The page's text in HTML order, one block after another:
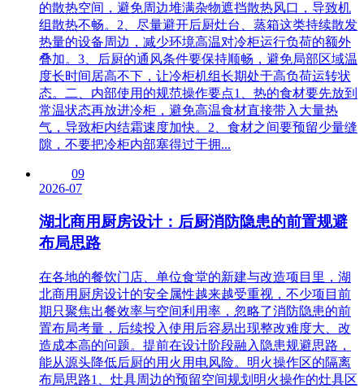
的散热空间，避免周边堆满杂物遮挡散热风口，导致机
组散热不畅。2、尽量避开后厨灶台、蒸箱这类持续散发
热量的设备周边，减少环境高温对冷柜运行负荷的额外
叠加。3、后厨的通风条件要保持顺畅，避免局部区域温
度长时间居高不下，让冷柜机组长期处于高负荷运转状
态。二、内部使用的规范操作要点1、热的食材要先放到
常温状态再放进冷柜，避免高温食材直接带入大量热
气，导致柜内结霜速度加快。2、食材之间要预留少量缝
隙，不要把冷柜内部塞得过于拥...
09
2026-07
湖北商用厨房设计：后厨消防隐患的前置规避
布局思路
在各地的餐饮门店、单位食堂的新建与改造项目里，湖
北商用厨房设计的安全属性越来越受重视，不少项目前
期只聚焦出餐效率与空间利用率，忽略了消防隐患的前
置布局考量，后续投入使用后容易出现整改难度大、改
造成本高的问题。提前在设计阶段融入隐患规避思路，
能从源头降低后厨的用火用电风险。明火操作区的隔离
布局思路1、灶具周边的预留空间规划明火操作的灶具区